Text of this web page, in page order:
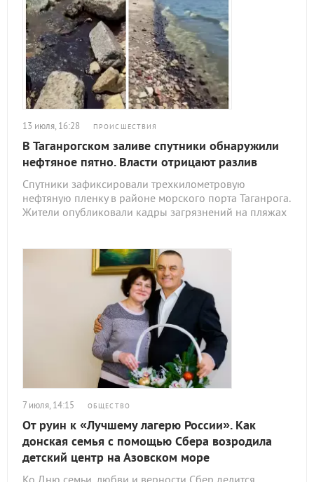
13 июля, 16:28 ПРОИСШЕСТВИЯ
В Таганрогском заливе спутники обнаружили
нефтяное пятно. Власти отрицают разлив
Спутники зафиксировали трехкилометровую
нефтяную пленку в районе морского порта Таганрога.
Жители опубликовали кадры загрязнений на пляжах
7 июля, 14:15 ОБЩЕСТВО
От руин к «Лучшему лагерю России». Как
донская семья с помощью Сбера возродила
детский центр на Азовском море
Ко Дню семьи, любви и верности Сбер делится